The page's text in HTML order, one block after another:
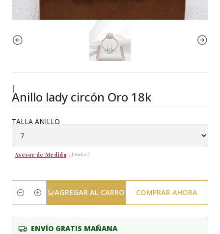
|
Anillo lady circón Oro 18k
TALLA ANILLO
Asesor de Medida ¿Dudas?
Cantidad
AGREGAR AL CARRO COMPRAR AHORA
ENVÍO GRATIS MAÑANA